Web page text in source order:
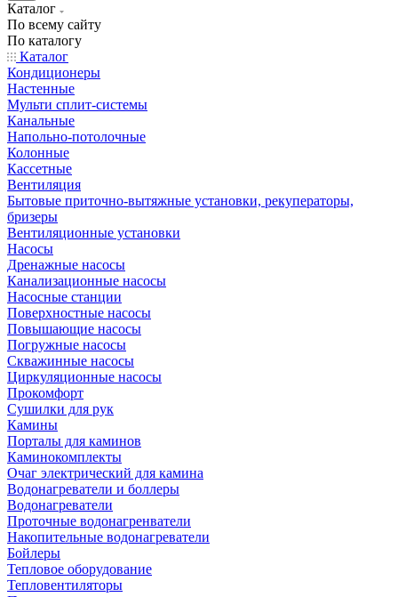
Каталог
По всему сайту
По каталогу
Каталог
Кондиционеры
Настенные
Мульти сплит-системы
Канальные
Напольно-потолочные
Колонные
Кассетные
Вентиляция
Бытовые приточно-вытяжные установки, рекуператоры,
бризеры
Вентиляционные установки
Насосы
Дренажные насосы
Канализационные насосы
Насосные станции
Поверхностные насосы
Повышающие насосы
Погружные насосы
Скважинные насосы
Циркуляционные насосы
Прокомфорт
Сушилки для рук
Камины
Порталы для каминов
Каминокомплекты
Очаг электрический для камина
Водонагреватели и боллеры
Водонагреватели
Проточные водонагренватели
Накопительные водонагреватели
Бойлеры
Тепловое оборудование
Тепловентиляторы